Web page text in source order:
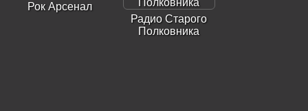
Рок Арсенал
Радио Старого
Полковника